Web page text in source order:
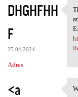
DHGHFHH
F
25.04.2024
Adres
<a